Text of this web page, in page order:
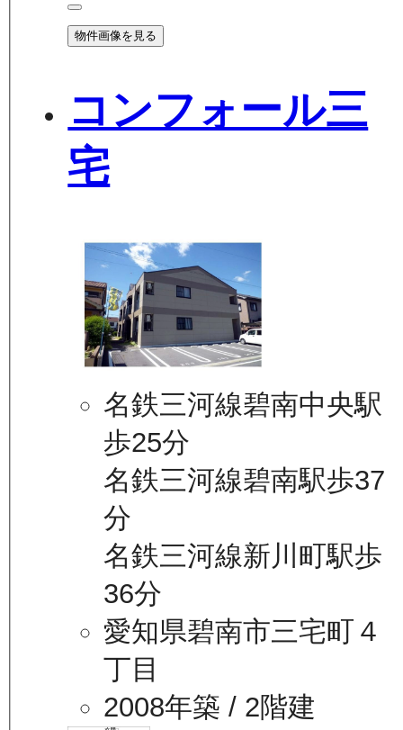
物件画像を見る
コンフォール三
宅
名鉄三河線碧南中央駅
歩25分
名鉄三河線碧南駅歩37
分
名鉄三河線新川町駅歩
36分
愛知県碧南市三宅町４
丁目
2008年築 / 2階建